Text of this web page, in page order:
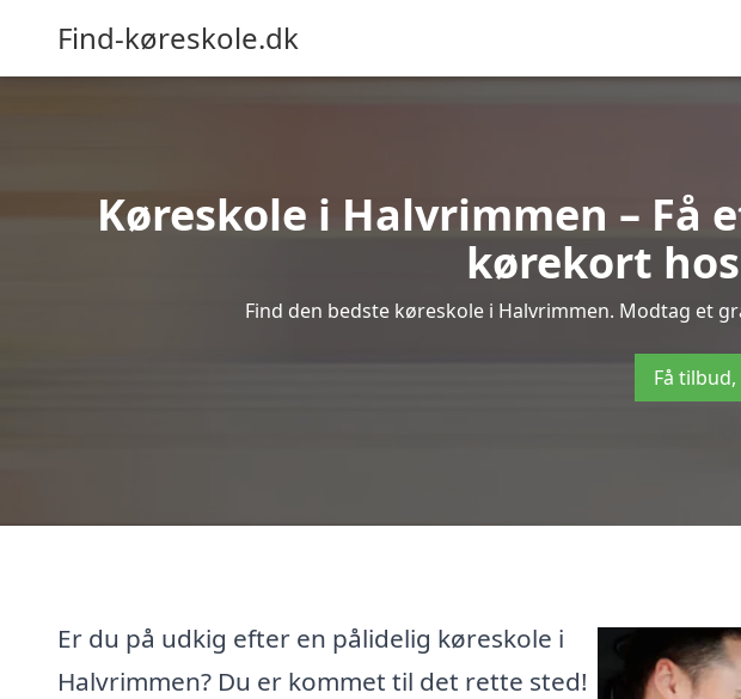
Find-køreskole.dk
Køreskole i Halvrimmen –
kørekort
Find den bedste køreskole i Halvrimmen. Modtag et
Få
Er du på udkig efter en pålidelig køreskole i
Halvrimmen? Du er kommet til det rette sted!